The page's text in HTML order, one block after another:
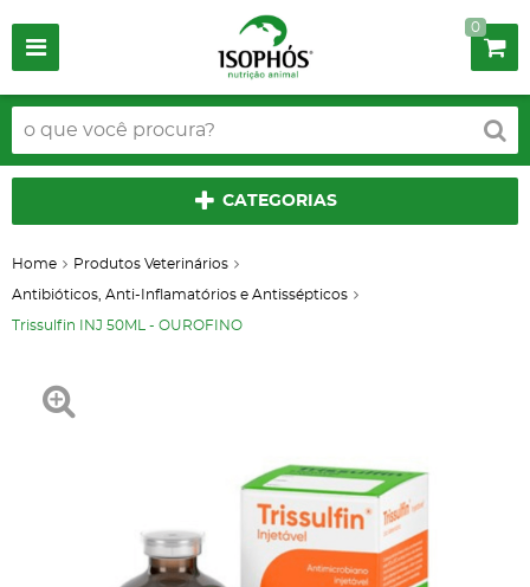
0
CATEGORIAS
Home Produtos Veterinários
Antibióticos, Anti-Inflamatórios e Antissépticos
Trissulfin INJ 50ML - OUROFINO